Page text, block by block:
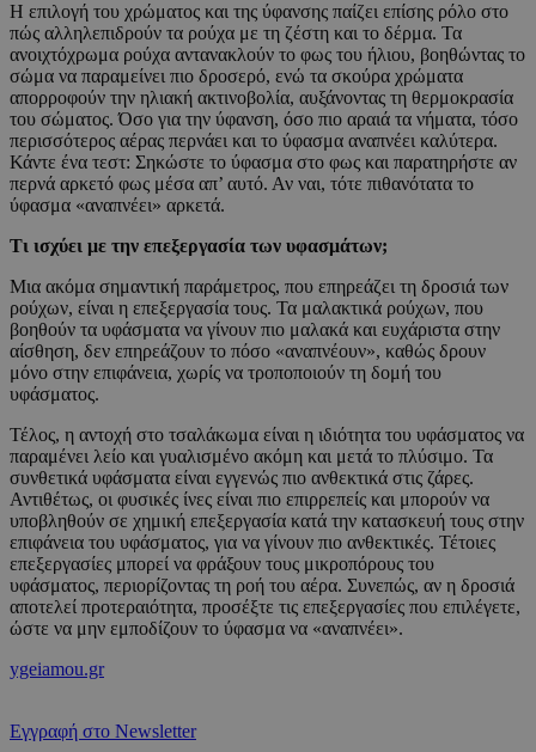
Η επιλογή του χρώματος και της ύφανσης παίζει επίσης ρόλο στο
πώς αλληλεπιδρούν τα ρούχα με τη ζέστη και το δέρμα. Τα
ανοιχτόχρωμα ρούχα αντανακλούν το φως του ήλιου, βοηθώντας το
σώμα να παραμείνει πιο δροσερό, ενώ τα σκούρα χρώματα
απορροφούν την ηλιακή ακτινοβολία, αυξάνοντας τη θερμοκρασία
του σώματος. Όσο για την ύφανση, όσο πιο αραιά τα νήματα, τόσο
περισσότερος αέρας περνάει και το ύφασμα αναπνέει καλύτερα.
Κάντε ένα τεστ: Σηκώστε το ύφασμα στο φως και παρατηρήστε αν
περνά αρκετό φως μέσα απ’ αυτό. Αν ναι, τότε πιθανότατα το
ύφασμα «αναπνέει» αρκετά.
Τι ισχύει με την επεξεργασία των υφασμάτων;
Μια ακόμα σημαντική παράμετρος, που επηρεάζει τη δροσιά των
ρούχων, είναι η επεξεργασία τους. Τα μαλακτικά ρούχων, που
βοηθούν τα υφάσματα να γίνουν πιο μαλακά και ευχάριστα στην
αίσθηση, δεν επηρεάζουν το πόσο «αναπνέουν», καθώς δρουν
μόνο στην επιφάνεια, χωρίς να τροποποιούν τη δομή του
υφάσματος.
Τέλος, η αντοχή στο τσαλάκωμα είναι η ιδιότητα του υφάσματος να
παραμένει λείο και γυαλισμένο ακόμη και μετά το πλύσιμο. Τα
συνθετικά υφάσματα είναι εγγενώς πιο ανθεκτικά στις ζάρες.
Αντιθέτως, οι φυσικές ίνες είναι πιο επιρρεπείς και μπορούν να
υποβληθούν σε χημική επεξεργασία κατά την κατασκευή τους στην
επιφάνεια του υφάσματος, για να γίνουν πιο ανθεκτικές. Τέτοιες
επεξεργασίες μπορεί να φράξουν τους μικροπόρους του
υφάσματος, περιορίζοντας τη ροή του αέρα. Συνεπώς, αν η δροσιά
αποτελεί προτεραιότητα, προσέξτε τις επεξεργασίες που επιλέγετε,
ώστε να μην εμποδίζουν το ύφασμα να «αναπνέει».
ygeiamou.gr
Εγγραφή στο Newsletter